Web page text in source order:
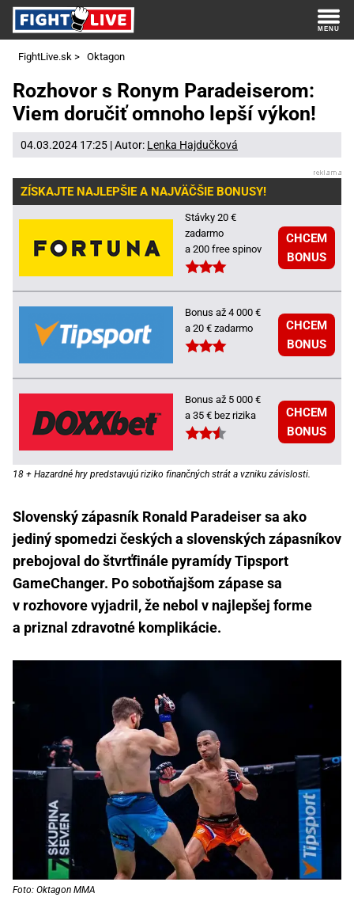
FightLive.sk > Oktagon
Rozhovor s Ronym Paradeiserom:
Viem doručiť omnoho lepší výkon!
04.03.2024 17:25 | Autor: Lenka Hajdučková
ZÍSKAJTE NAJLEPŠIE A NAJVÄČŠIE BONUSY!
Stávky 20 €
zadarmo
a 200 free spinov
CHCEM
BONUS
Bonus až 4 000 €
a 20 € zadarmo
CHCEM
BONUS
Bonus až 5 000 €
a 35 € bez rizika
CHCEM
BONUS
18 + Hazardné hry predstavujú riziko finančných strát a vzniku závislosti.
Slovenský zápasník Ronald Paradeiser sa ako
jediný spomedzi českých a slovenských zápasníkov
prebojoval do štvrťfinále pyramídy Tipsport
GameChanger. Po sobotňajšom zápase sa
v rozhovore vyjadril, že nebol v najlepšej forme
a priznal zdravotné komplikácie.
Foto: Oktagon MMA